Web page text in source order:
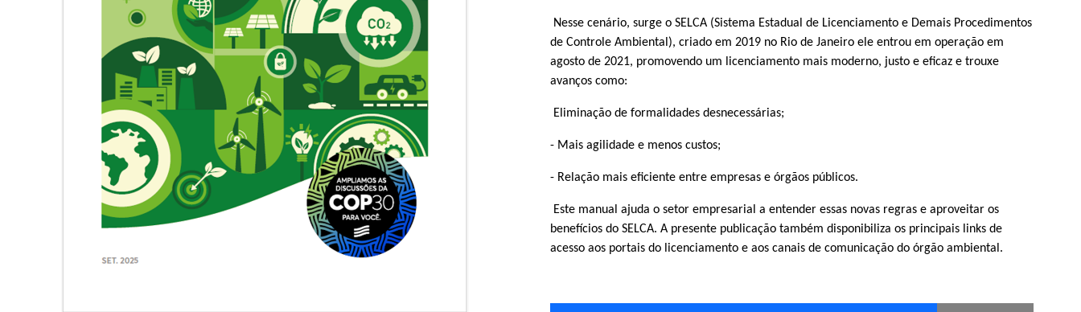
Nesse cenário, surge o SELCA (Sistema Estadual de Licenciamento e Demais Procedimentos
de Controle Ambiental), criado em 2019 no Rio de Janeiro ele entrou em operação em
agosto de 2021, promovendo um licenciamento mais moderno, justo e eficaz e trouxe
avanços como:
Eliminação de formalidades desnecessárias;
- Mais agilidade e menos custos;
- Relação mais eficiente entre empresas e órgãos públicos.
Este manual ajuda o setor empresarial a entender essas novas regras e aproveitar os
benefícios do SELCA. A presente publicação também disponibiliza os principais links de
acesso aos portais do licenciamento e aos canais de comunicação do órgão ambiental.